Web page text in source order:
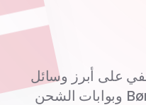
على أبرز وسائل
الإعلام الدنماركية بما في ذلك Politiken وBerlingske وBørsen وبوابات الشحن